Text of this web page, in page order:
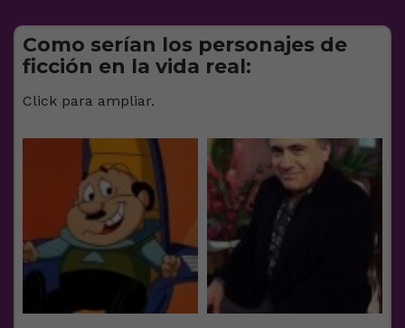
Como serían los personajes de
ficción en la vida real:
Click para ampliar.